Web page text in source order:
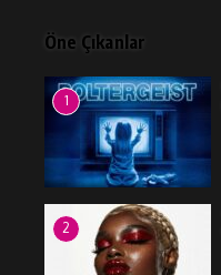
Öne Çıkanlar
1
2